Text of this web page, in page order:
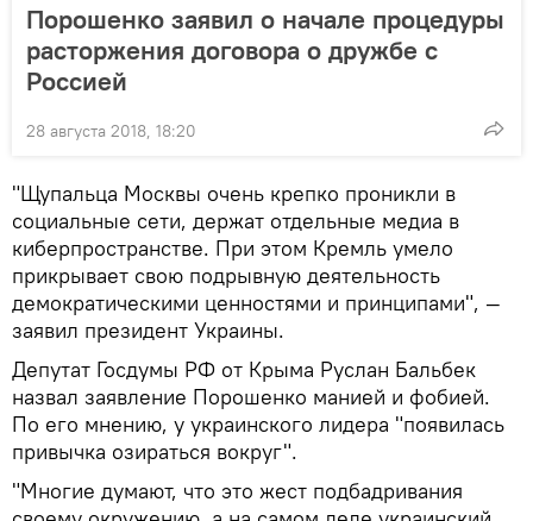
Порошенко заявил о начале процедуры
расторжения договора о дружбе с
Россией
28 августа 2018, 18:20
"Щупальца Москвы очень крепко проникли в
социальные сети, держат отдельные медиа в
киберпространстве. При этом Кремль умело
прикрывает свою подрывную деятельность
демократическими ценностями и принципами", —
заявил президент Украины.
Депутат Госдумы РФ от Крыма Руслан Бальбек
назвал заявление Порошенко манией и фобией.
По его мнению, у украинского лидера "появилась
привычка озираться вокруг".
"Многие думают, что это жест подбадривания